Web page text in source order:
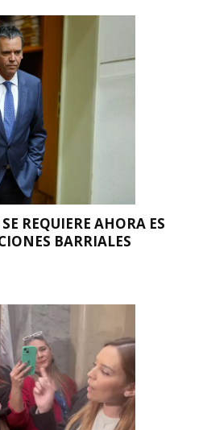
REQUIERE AHORA ES
BARRIALES